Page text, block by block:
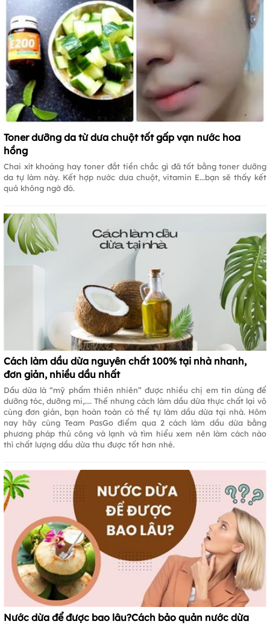
Toner dưỡng da từ dưa chuột tốt gấp vạn nước hoa
hồng
Chai xít khoáng hay toner đắt tiền chắc gì đã tốt bằng toner dưỡng
da tự làm này. Kết hợp nước dưa chuột, vitamin E...bạn sẽ thấy kết
quả không ngờ đó.
Cách làm dầu dừa nguyên chất 100% tại nhà nhanh,
đơn giản, nhiều dầu nhất
Dầu dừa là “mỹ phẩm thiên nhiên” được nhiều chị em tin dùng để
dưỡng tóc, dưỡng mi,.... Thế nhưng cách làm dầu dừa thực chất lại vô
cùng đơn giản, bạn hoàn toàn có thể tự làm dầu dừa tại nhà. Hôm
nay hãy cùng Team PasGo điểm qua 2 cách làm dầu dừa bằng
phương pháp thủ công và lạnh và tìm hiểu xem nên làm cách nào
thì chất lượng dầu dừa thu được tốt hơn nhé.
Nước dừa để được bao lâu?Cách bảo quản nước dừa